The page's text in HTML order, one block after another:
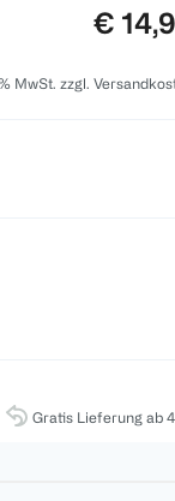
Preis:
€
MwSt. zzgl.
Gratis Lieferung ab